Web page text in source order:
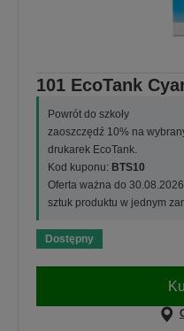
101 EcoTank
Powrót do szkoły
zaoszczędź 10% na
drukarek EcoTank.
Kod kuponu: BTS10
Oferta ważna do
sztuk produktu w jednym
Dostępny